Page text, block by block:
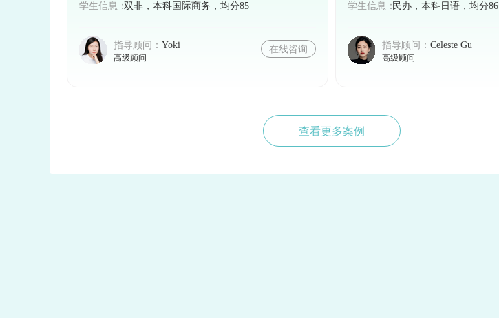
学生信息：双非，本科国际商务，均分85
指导顾问： Yoki
高级顾问
在线咨询
学生信息：民办，本科日语，均分86
指导顾问： Celeste Gu
高级顾问
查看更多案例